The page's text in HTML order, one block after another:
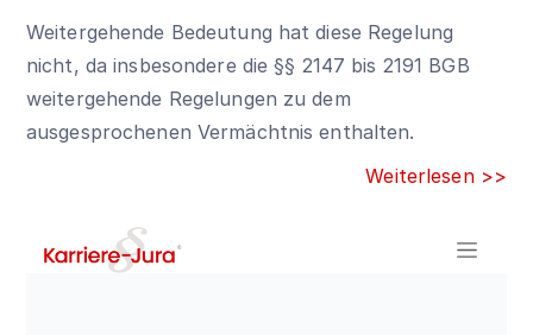
Weitergehende Bedeutung hat diese Regelung
nicht, da insbesondere die§§ 2147 bis 2191 BGB
weitergehende Regelungen zu dem
ausgesprochenen Vermächtnis enthalten.
Weiterlesen >>